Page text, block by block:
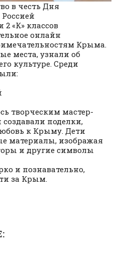
в честь Дня
«К» классов
онлайн
Крыма.
места, узнали об
культуре. Среди
творческим мастер-
поделки,
к Крыму. Дети
материалы, изображая
и другие символы
и познавательно,
за Крым.